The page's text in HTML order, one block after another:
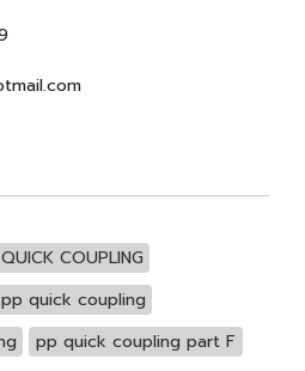
COUPLING
pp quick coupling
pp quick coupling part F